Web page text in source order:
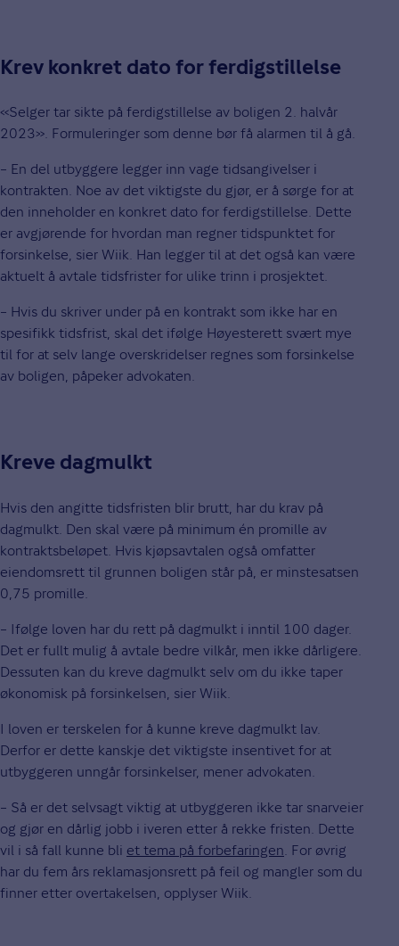
Krev konkret dato for ferdigstillelse
«Selger tar sikte på ferdigstillelse av boligen 2. halvår
2023». Formuleringer som denne bør få alarmen til å gå.
– En del utbyggere legger inn vage tidsangivelser i
kontrakten. Noe av det viktigste du gjør, er å sørge for at
den inneholder en konkret dato for ferdigstillelse. Dette
er avgjørende for hvordan man regner tidspunktet for
forsinkelse, sier Wiik. Han legger til at det også kan være
aktuelt å avtale tidsfrister for ulike trinn i prosjektet.
– Hvis du skriver under på en kontrakt som ikke har en
spesifikk tidsfrist, skal det ifølge Høyesterett svært mye
til for at selv lange overskridelser regnes som forsinkelse
av boligen, påpeker advokaten.
Kreve dagmulkt
Hvis den angitte tidsfristen blir brutt, har du krav på
dagmulkt. Den skal være på minimum én promille av
kontraktsbeløpet. Hvis kjøpsavtalen også omfatter
eiendomsrett til grunnen boligen står på, er minstesatsen
0,75 promille.
– Ifølge loven har du rett på dagmulkt i inntil 100 dager.
Det er fullt mulig å avtale bedre vilkår, men ikke dårligere.
Dessuten kan du kreve dagmulkt selv om du ikke taper
økonomisk på forsinkelsen, sier Wiik.
I loven er terskelen for å kunne kreve dagmulkt lav.
Derfor er dette kanskje det viktigste insentivet for at
utbyggeren unngår forsinkelser, mener advokaten.
– Så er det selvsagt viktig at utbyggeren ikke tar snarveier
og gjør en dårlig jobb i iveren etter å rekke fristen. Dette
vil i så fall kunne bli et tema på forbefaringen. For øvrig
har du fem års reklamasjonsrett på feil og mangler som du
finner etter overtakelsen, opplyser Wiik.